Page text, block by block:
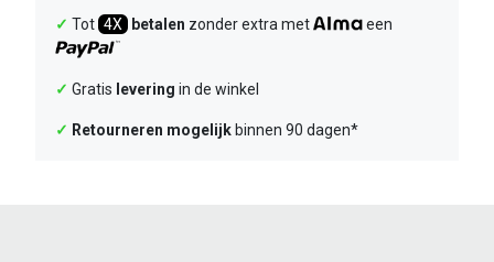
✓ Tot 4X betalen zonder extra met een
✓ Gratis levering in de winkel
✓ Retourneren mogelijk binnen 90 dagen*